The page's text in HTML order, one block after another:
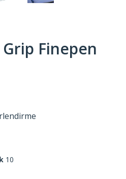
Finepen
10